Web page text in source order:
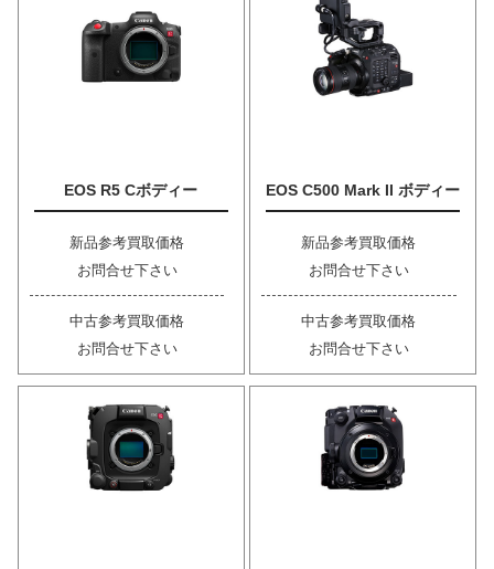
EOS R5 Cボディー
新品参考買取価格
お問合せ下さい
中古参考買取価格
お問合せ下さい
EOS C500 Mark II ボディー
新品参考買取価格
お問合せ下さい
中古参考買取価格
お問合せ下さい